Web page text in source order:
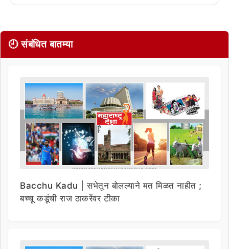
🕘 संबंधित बातम्या
Bacchu Kadu | सभेतून बोलल्याने मत मिळत नाहीत ;
बच्चू कडूंची राज ठाकरेंवर टीका